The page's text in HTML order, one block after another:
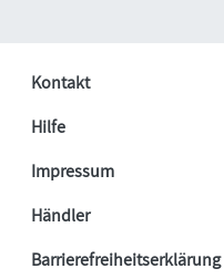
Kontakt
Hilfe
Impressum
Händler
Barrierefreiheitserklärung